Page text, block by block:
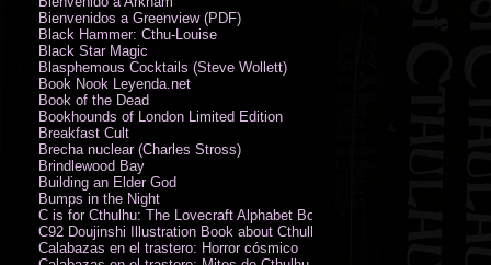
Bienvenidos a Greenview (PDF)
Black Hammer: Cthu-Louise
Black Star Magic
Blasphemous Cocktails (Steve Wollett)
Book Nook Leyenda.net
Book of the Dead
Bookhounds of London Limited Edition
Breakfast Cult
Brecha nuclear (Charles Stross)
Brindlewood Bay
Building an Elder God
Bumps in the Night
C is for Cthulhu: The Lovecraft Alphabet Board Book
C92 Doujinshi Illustration Book about Cthulhu Mythos
Calabazas en el trastero: Horror cósmico